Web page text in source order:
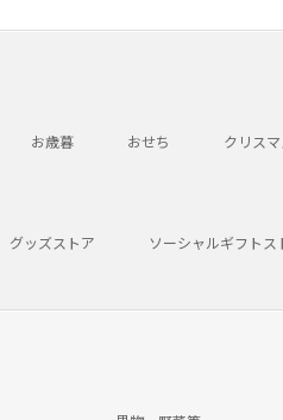
お歳暮 おせち クリスマ
グッズストア ソーシャルギフトス